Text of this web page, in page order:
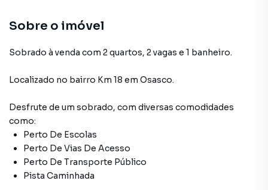
Sobre o imóvel
Sobrado à venda com 2 quartos, 2 vagas e 1 banheiro.
Localizado no bairro Km 18 em Osasco.
Desfrute de um sobrado, com diversas comodidades
como:
Perto De Escolas
Perto De Vias De Acesso
Perto De Transporte Público
Pista Caminhada